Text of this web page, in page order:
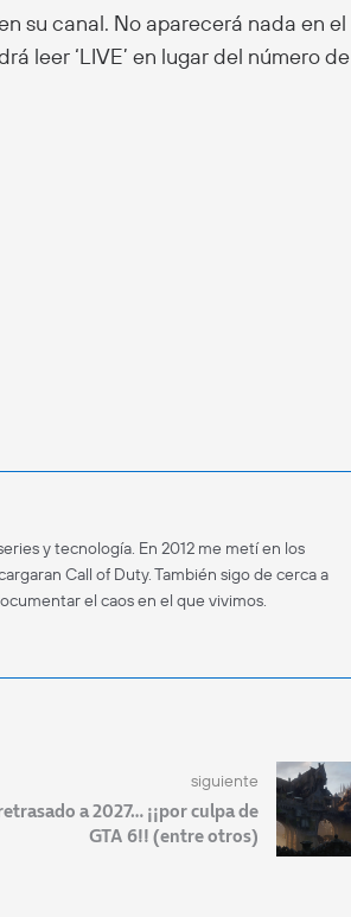
su canal. No aparecerá nada en el
leer ‘LIVE’ en lugar del número de
y tecnología. En 2012 me metí en los
Call of Duty. También sigo de cerca a
el caos en el que vivimos.
siguiente
a 2027… ¡¡por culpa de
GTA 6!! (entre otros)